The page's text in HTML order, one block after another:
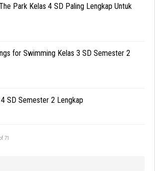
Park Kelas 4 SD Paling Lengkap Untuk
for Swimming Kelas 3 SD Semester 2
SD Semester 2 Lengkap
71